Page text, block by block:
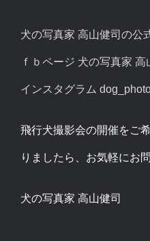
犬の写真家 高山健司の公
ｆｂページ 犬の写真家 高
インスタグラム
飛行犬撮影会の開催をご
りましたら、お気軽にお
犬の写真家 高山健司